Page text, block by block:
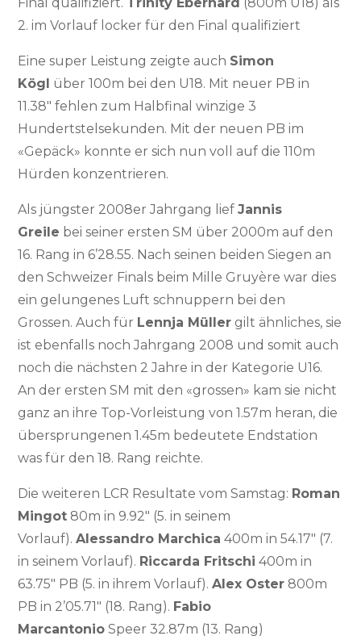
Final qualifiziert. Trinity Eberhard (800m U18) als
2. im Vorlauf locker für den Final qualifiziert
Eine super Leistung zeigte auch Simon
Kögl über 100m bei den U18. Mit neuer PB in
11.38″ fehlen zum Halbfinal winzige 3
Hundertstelsekunden. Mit der neuen PB im
«Gepäck» konnte er sich nun voll auf die 110m
Hürden konzentrieren.
Als jüngster 2008er Jahrgang liefJannis
Greile bei seiner ersten SM über 2000m auf den
16. Rang in 6’28.55. Nach seinen beiden Siegen an
den Schweizer Finals beim Mille Gruyère war dies
ein gelungenes Luft schnuppern bei den
Grossen. Auch für Lennja Müller gilt ähnliches, sie
ist ebenfalls noch Jahrgang 2008 und somit auch
noch die nächsten 2 Jahre in der Kategorie U16.
An der ersten SM mit den «grossen» kam sie nicht
ganz an ihre Top-Vorleistung von 1.57m heran, die
übersprungenen 1.45m bedeutete Endstation
was für den 18. Rang reichte.
Die weiteren LCR Resultate vom Samstag: Roman
Mingot 80m in 9.92″ (5. in seinem
Vorlauf).Alessandro Marchica 400m in 54.17″ (7.
in seinem Vorlauf). Riccarda Fritschi 400m in
63.75″ PB (5. in ihrem Vorlauf).Alex Oster 800m
PB in 2’05.71″ (18. Rang). Fabio
Marcantonio Speer 32.87m (13. Rang)